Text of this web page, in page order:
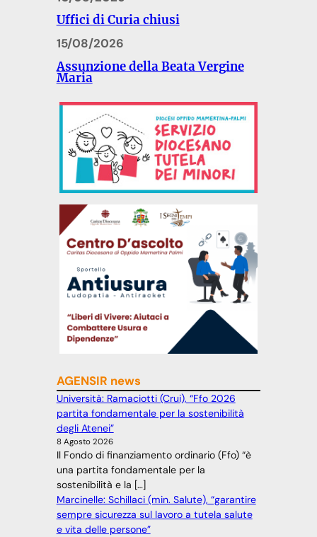
Uffici di Curia chiusi
15/08/2026
Assunzione della Beata Vergine
Maria
AGENSIR news
Università: Ramaciotti (Crui), “Ffo 2026
partita fondamentale per la sostenibilità
degli Atenei”
8 Agosto 2026
Il Fondo di finanziamento ordinario (Ffo) “è
una partita fondamentale per la
sostenibilità e la […]
Marcinelle: Schillaci (min. Salute), “garantire
sempre sicurezza sul lavoro a tutela salute
e vita delle persone”